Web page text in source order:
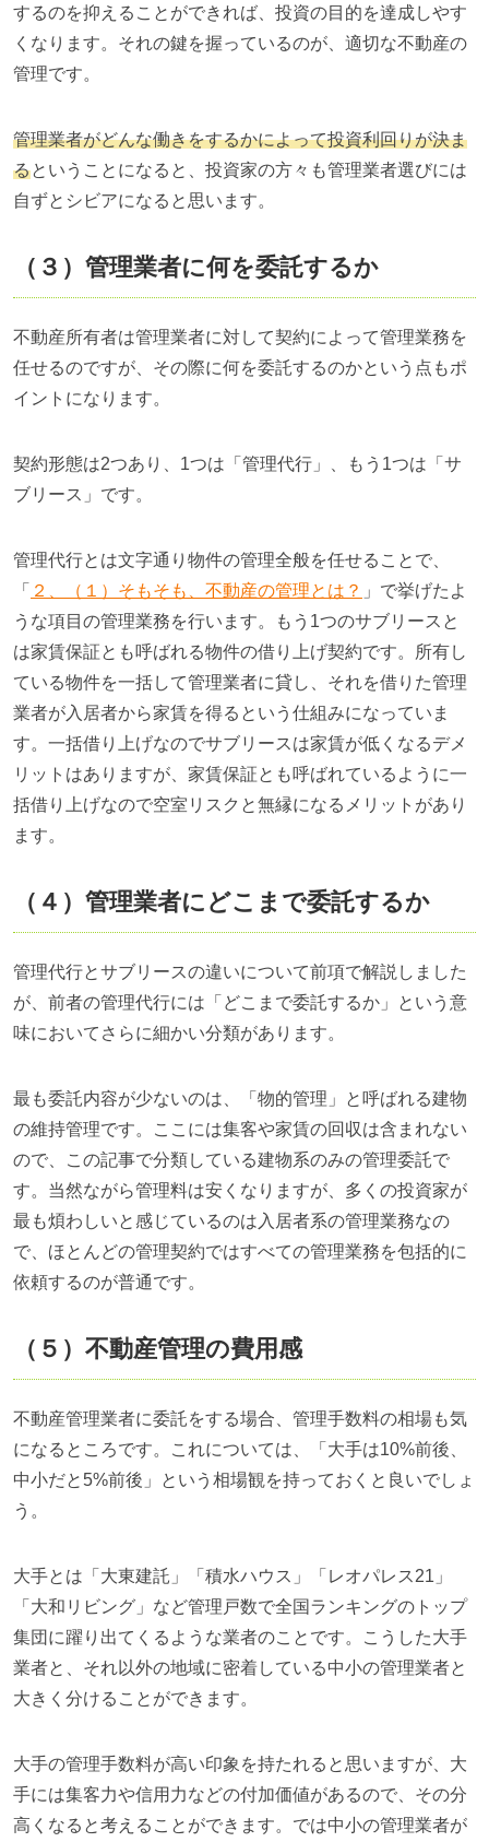
するのを抑えることができれば、投資の目的を達成しやす
くなります。それの鍵を握っているのが、適切な不動産の
管理です。
管理業者がどんな働きをするかによって投資利回りが決ま
るということになると、投資家の方々も管理業者選びには
自ずとシビアになると思います。
（３）管理業者に何を委託するか
不動産所有者は管理業者に対して契約によって管理業務を
任せるのですが、その際に何を委託するのかという点もポ
イントになります。
契約形態は2つあり、 1つは「管理代行」、もう 1つは「サ
ブリース」です。
管理代行とは文字通り物件の管理全般を任せることで、
「 ２、（１）そもそも、不動産の管理とは？ 」で挙げたよ
うな項目の管理業務を行います。もう 1つのサブリースと
は家賃保証とも呼ばれる物件の借り上げ契約です。所有し
ている物件を一括して管理業者に貸し、それを借りた管理
業者が入居者から家賃を得るという仕組みになっていま
す。一括借り上げなのでサブリースは家賃が低くなるデメ
リットはありますが、家賃保証とも呼ばれているように一
括借り上げなので空室リスクと無縁になるメリットがあり
ます。
（４）管理業者にどこまで委託するか
管理代行とサブリースの違いについて前項で解説しました
が、前者の管理代行には「どこまで委託するか」という意
味においてさらに細かい分類があります。
最も委託内容が少ないのは、「物的管理」と呼ばれる建物
の維持管理です。ここには集客や家賃の回収は含まれない
ので、この記事で分類している建物系のみの管理委託で
す。当然ながら管理料は安くなりますが、多くの投資家が
最も煩わしいと感じているのは入居者系の管理業務なの
で、ほとんどの管理契約ではすべての管理業務を包括的に
依頼するのが普通です。
（５）不動産管理の費用感
不動産管理業者に委託をする場合、管理手数料の相場も気
になるところです。これについては、「大手は10%前後、
中小だと 5%前後」という相場観を持っておくと良いでしょ
う。
大手とは「大東建託」「積水ハウス」「レオパレス 21 」
「大和リビング」など管理戸数で全国ランキングのトップ
集団に躍り出てくるような業者のことです。こうした大手
業者と、それ以外の地域に密着している中小の管理業者と
大きく分けることができます。
大手の管理手数料が高い印象を持たれると思いますが、大
手には集客力や信用力などの付加価値があるので、その分
高くなると考えることができます。では中小の管理業者が